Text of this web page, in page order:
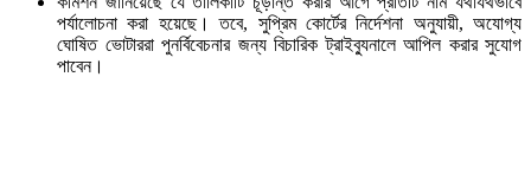
পর্যালোচনা করা হয়েছে। তবে, সুপ্রিম কোর্টের নির্দেশনা অনুযায়ী, অযোগ্য
ঘোষিত ভোটাররা পুনর্বিবেচনার জন্য বিচারিক ট্রাইব্যুনালে আপিল করার সুযোগ
পাবেন।